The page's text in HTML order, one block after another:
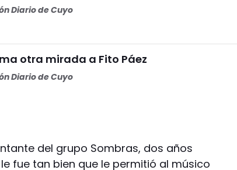
Diario de Cuyo
otra mirada a Fito Páez
Diario de Cuyo
del grupo Sombras, dos años
fue tan bien que le permitió al músico